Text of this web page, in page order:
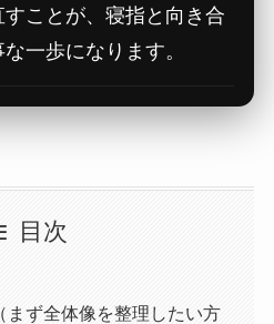
ことが、寝指と向き合
一歩になります。
目次
ず全体像を整理したい方